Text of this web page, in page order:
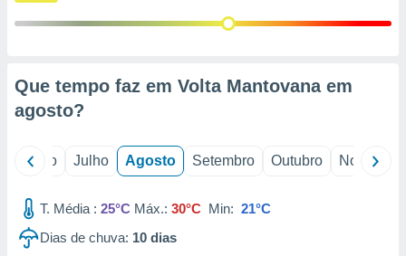
1199
Que tempo faz em Volta Mantovana em
agosto?
Junho Julho Agosto Setembro Outubro Novembro
T. Média : 25°C Máx.: 30°C Min: 21°C
Dias de chuva: 10 dias